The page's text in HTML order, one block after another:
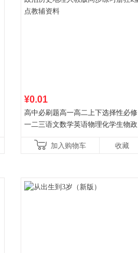
¥0.01
高中必刷题高一高二上下选择性必修
一二三语文数学英语物理化学生物政
教辅资料加入购物车 收藏